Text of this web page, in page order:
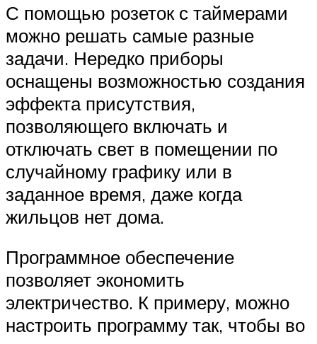
С помощью розеток с таймерами
можно решать самые разные
задачи. Нередко приборы
оснащены возможностью создания
эффекта присутствия,
позволяющего включать и
отключать свет в помещении по
случайному графику или в
заданное время, даже когда
жильцов нет дома.
Программное обеспечение
позволяет экономить
электричество. К примеру, можно
настроить программу так, чтобы во